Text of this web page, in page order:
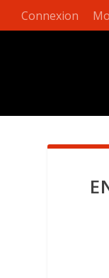
Connexion